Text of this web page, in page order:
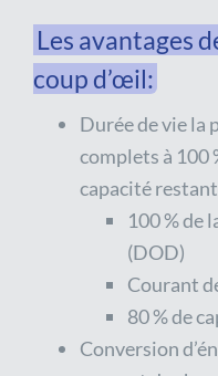
Les avantages
coup d’œil:
Durée de vie la
complets à 100
capacité
100 % de
(DOD)
Courant
80 % de
Conversion